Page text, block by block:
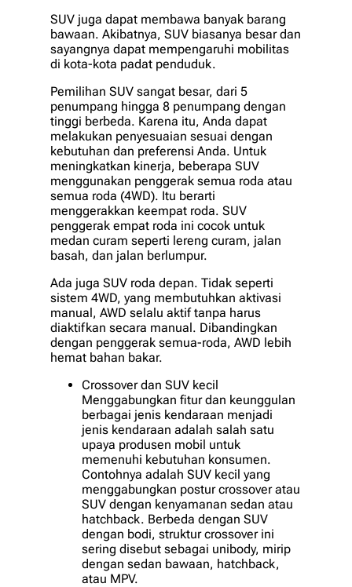
SUV juga dapat membawa banyak barang
bawaan. Akibatnya, SUV biasanya besar dan
sayangnya dapat mempengaruhi mobilitas
di kota-kota padat penduduk.
Pemilihan SUV sangat besar, dari 5
penumpang hingga 8 penumpang dengan
tinggi berbeda. Karena itu, Anda dapat
melakukan penyesuaian sesuai dengan
kebutuhan dan preferensi Anda. Untuk
meningkatkan kinerja, beberapa SUV
menggunakan penggerak semua roda atau
semua roda (4WD). Itu berarti
menggerakkan keempat roda. SUV
penggerak empat roda ini cocok untuk
medan curam seperti lereng curam, jalan
basah, dan jalan berlumpur.
Ada juga SUV roda depan. Tidak seperti
sistem 4WD, yang membutuhkan aktivasi
manual, AWD selalu aktif tanpa harus
diaktifkan secara manual. Dibandingkan
dengan penggerak semua-roda, AWD lebih
hemat bahan bakar.
Crossover dan SUV kecil
Menggabungkan fitur dan keunggulan
berbagai jenis kendaraan menjadi
jenis kendaraan adalah salah satu
upaya produsen mobil untuk
memenuhi kebutuhan konsumen.
Contohnya adalah SUV kecil yang
menggabungkan postur crossover atau
SUV dengan kenyamanan sedan atau
hatchback. Berbeda dengan SUV
dengan bodi, struktur crossover ini
sering disebut sebagai unibody, mirip
dengan sedan bawaan, hatchback,
atau MPV.